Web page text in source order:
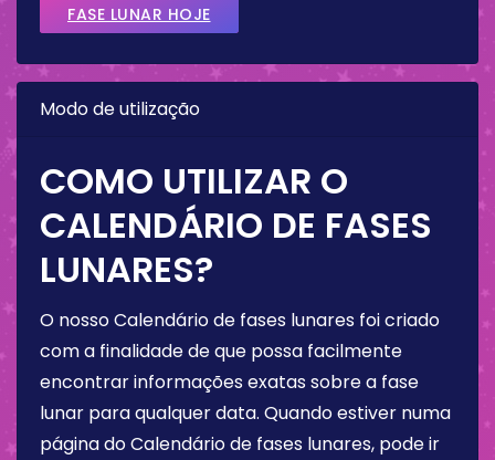
FASE LUNAR HOJE
Modo de utilização
COMO UTILIZAR O
CALENDÁRIO DE FASES
LUNARES?
O nosso Calendário de fases lunares foi criado
com a finalidade de que possa facilmente
encontrar informações exatas sobre a fase
lunar para qualquer data. Quando estiver numa
página do Calendário de fases lunares, pode ir